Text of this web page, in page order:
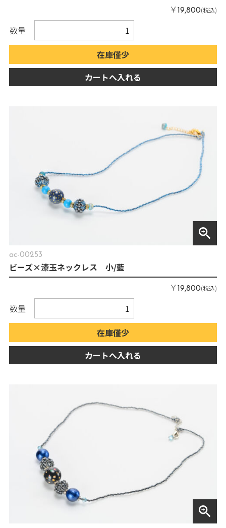
￥19,800(税込)
数量
在庫僅少
カートへ入れる
zoom_in
ac-00253
ビーズ×漆玉ネックレス 小/藍
￥19,800(税込)
数量
在庫僅少
カートへ入れる
zoom_in